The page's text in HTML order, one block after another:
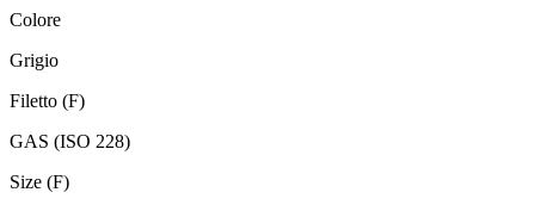
Colore
Grigio
Filetto (F)
GAS (ISO 228)
Size (F)